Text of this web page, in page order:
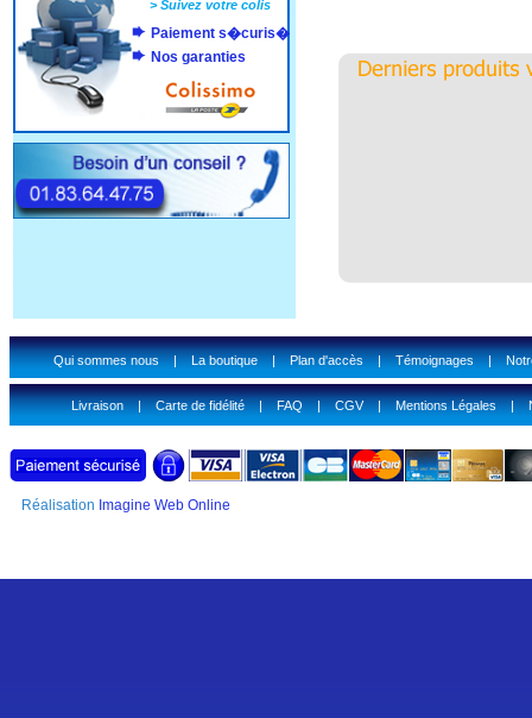
>Suivez votre colis
Paiement s�curis�
Nos garanties
Qui sommes nous|La boutique|Plan d'accès|Témoignages|
Livraison|Carte de fidélité|FAQ|CGV|Mentions Légales|
Réalisation Imagine Web Online